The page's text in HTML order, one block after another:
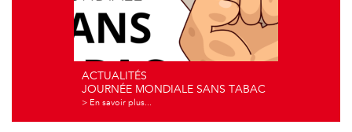
ACTUALITÉS
JOURNÉE MONDIALE SANS TABAC
> En savoir plus...
ACTUALITÉS
FORTES CHALEURS
> En savoir plus...